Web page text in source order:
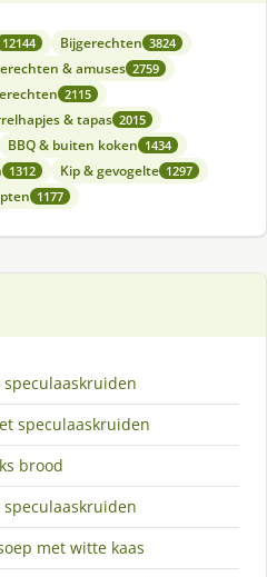
12144 Bijgerechten 3824
& amuses 2759
2115
& tapas 2015
BBQ & buiten koken 1434
1312 Kip & gevogelte 1297
1177
speculaaskruiden
brood
met witte kaas